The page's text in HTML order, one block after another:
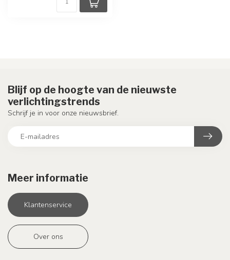
Meer informatie
Klantenservice
Over ons
Blijf op de hoogte van de nieuwste
verlichtingstrends
Schrijf je in voor onze nieuwsbrief.